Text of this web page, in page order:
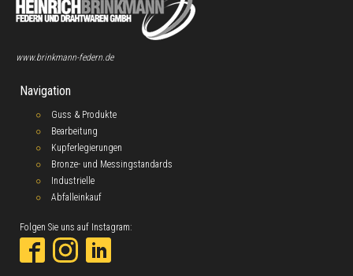
www.brinkmann-federn.de
Navigation
Guss & Produkte
Bearbeitung
Kupferlegierungen
Bronze- und Messingstandards
Industrielle
Abfalleinkauf
Folgen Sie uns auf Instagram: